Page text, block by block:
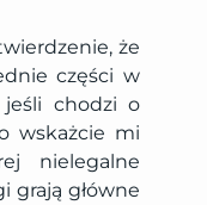
że
części w
jeśli chodzi o
wskażcie mi
nielegalne
grają główne